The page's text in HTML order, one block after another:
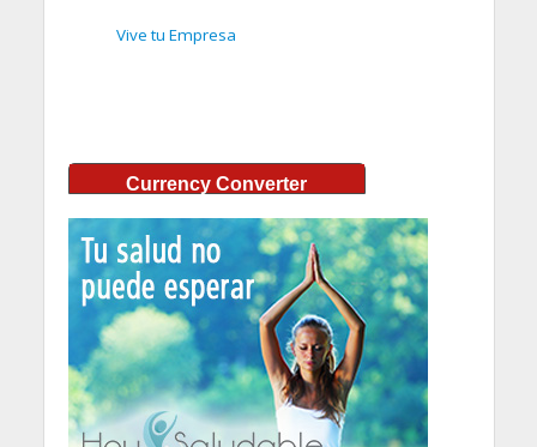
Vive tu Empresa
Currency Converter